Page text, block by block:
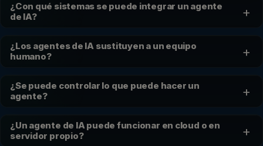
¿Con qué sistemas se puede integrar un agente
de IA?
+
¿Los agentes de IA sustituyen a un equipo
humano?
+
¿Se puede controlar lo que puede hacer un
agente?
+
¿Un agente de IA puede funcionar en cloud o en
servidor propio?
+